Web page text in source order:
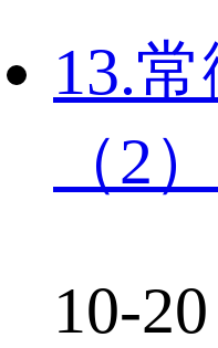
13.
（2）
10-